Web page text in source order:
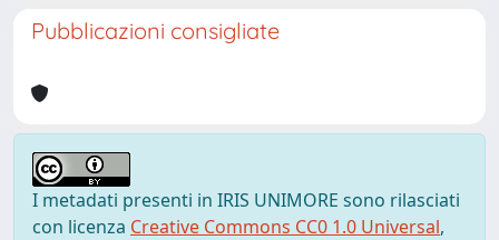
Pubblicazioni consigliate
I metadati presenti in IRIS UNIMORE sono rilasciati
con licenza Creative Commons CC0 1.0 Universal,